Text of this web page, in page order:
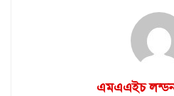
এমএএইচ